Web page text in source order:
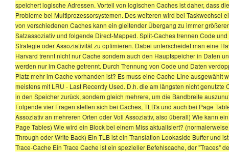
speichert logische Adressen. Vorteil von logischen Caches ist daher, dass
Probleme bei Multiprozessorsystemen. Des weiteren wird bei
von verschiedenen Caches kann ein gleitender Übergang zu immer
Satzassoziativ und folgende Direct-Mapped. Split-Caches trennen Code
Strategie oder Assoziativität zu optimieren. Dabei unterscheidet man eine
Harvard trennt nicht nur Cache sondern auch den Hauptspeicher in Daten
werden nur im Cache getrennt. Durch Trennung von Code und Daten
Platz mehr im Cache vorhanden ist? Es muss eine Cache-Line
meistens mit LRU - Last Recently Used. D.h. die am längsten nicht
in den Speicher zurück, sondern gleich mehrere, um die Bandbreite
Folgende vier Fragen stellen sich bei Caches, TLB's und auch bei Page
Assoziativ an mehreren Orten oder Voll Assoziativ, also überall) Wie kann
Page Tables) Wie wird ein Block bei einem Miss aktualisiert?
Through oder Write Back) Ein TLB ist ein Translation Lookaside Buffer und
Trace-Cache Ein Trace Cache ist ein spezieller Befehlscache, der "Traces"